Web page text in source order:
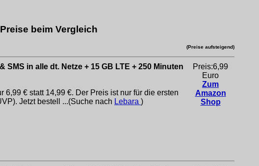
beim Vergleich
(Preise aufsteigend)
in alle dt. Netze + 15 GB LTE + 250 Minuten
€ statt 14,99 €. Der Preis ist nur für die ersten
Jetzt bestell ...(Suche nach Lebara )
Preis:6,99
Euro
Zum
Amazon
Shop